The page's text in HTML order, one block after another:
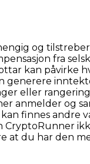
og
fra
kan påvirke
eller
anmelder og
finnes
at du har den